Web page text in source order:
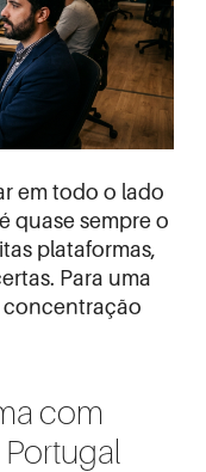
em todo o lado
quase sempre o
plataformas,
Para uma
concentração
com